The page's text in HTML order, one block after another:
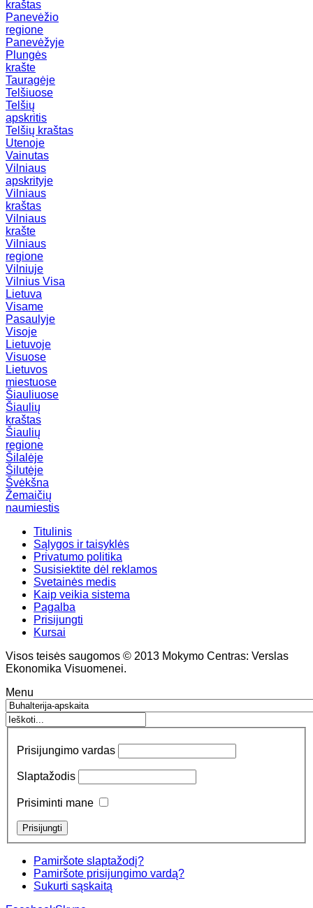
kraštas
Panevėžio
regione
Panevėžyje
Plungės
krašte
Tauragėje
Telšiuose
Telšių
apskritis
Telšių kraštas
Utenoje
Vainutas
Vilniaus
apskrityje
Vilniaus
kraštas
Vilniaus
krašte
Vilniaus
regione
Vilniuje
Vilnius Visa
Lietuva
Visame
Pasaulyje
Visoje
Lietuvoje
Visuose
Lietuvos
miestuose
Šiauliuose
Šiaulių
kraštas
Šiaulių
regione
Šilalėje
Šilutėje
Švėkšna
Žemaičių
naumiestis
Titulinis
Sąlygos ir taisyklės
Privatumo politika
Susisiektite dėl reklamos
Svetainės medis
Kaip veikia sistema
Pagalba
Prisijungti
Kursai
Visos teisės saugomos © 2013 Mokymo Centras: Verslas
Ekonomika Visuomenei.
Menu
Prisijungimo vardas
Slaptažodis
Prisiminti mane
Pamiršote slaptažodį?
Pamiršote prisijungimo vardą?
Sukurti sąskaitą